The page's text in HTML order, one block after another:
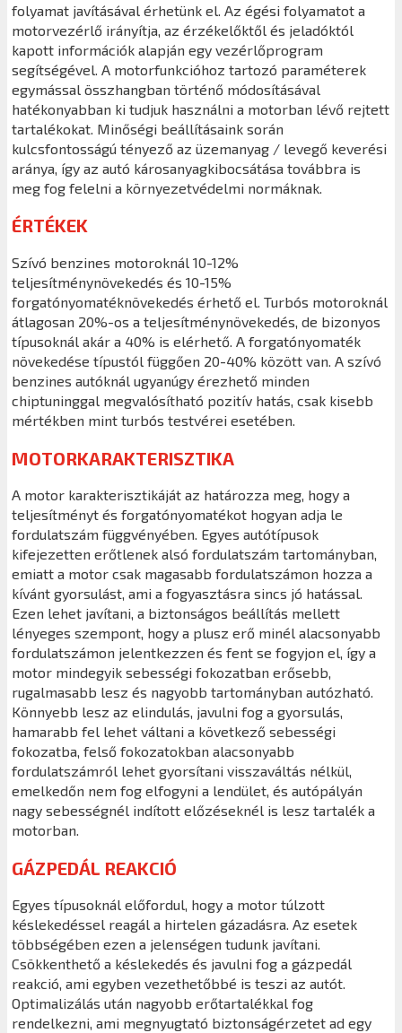
folyamat javításával érhetünk el. Az égési folyamatot a
motorvezérlő irányítja, az érzékelőktől és jeladóktól
kapott információk alapján egy vezérlőprogram
segítségével. A motorfunkcióhoz tartozó paraméterek
egymással összhangban történő módosításával
hatékonyabban ki tudjuk használni a motorban lévő rejtett
tartalékokat. Minőségi beállításaink során
kulcsfontosságú tényező az üzemanyag / levegő keverési
aránya, így az autó károsanyagkibocsátása továbbra is
meg fog felelni a környezetvédelmi normáknak.
ÉRTÉKEK
Szívó benzines motoroknál 10-12%
teljesítménynövekedés és 10-15%
forgatónyomatéknövekedés érhető el. Turbós motoroknál
átlagosan 20%-os a teljesítménynövekedés, de bizonyos
típusoknál akár a 40% is elérhető. A forgatónyomaték
növekedése típustól függően 20-40% között van. A szívó
benzines autóknál ugyanúgy érezhető minden
chiptuninggal megvalósítható pozitív hatás, csak kisebb
mértékben mint turbós testvérei esetében.
MOTORKARAKTERISZTIKA
A motor karakterisztikáját az határozza meg, hogy a
teljesítményt és forgatónyomatékot hogyan adja le
fordulatszám függvényében. Egyes autótípusok
kifejezetten erőtlenek alsó fordulatszám tartományban,
emiatt a motor csak magasabb fordulatszámon hozza a
kívánt gyorsulást, ami a fogyasztásra sincs jó hatással.
Ezen lehet javítani, a biztonságos beállítás mellett
lényeges szempont, hogy a plusz erő minél alacsonyabb
fordulatszámon jelentkezzen és fent se fogyjon el, így a
motor mindegyik sebességi fokozatban erősebb,
rugalmasabb lesz és nagyobb tartományban autózható.
Könnyebb lesz az elindulás, javulni fog a gyorsulás,
hamarabb fel lehet váltani a következő sebességi
fokozatba, felső fokozatokban alacsonyabb
fordulatszámról lehet gyorsítani visszaváltás nélkül,
emelkedőn nem fog elfogyni a lendület, és autópályán
nagy sebességnél indított előzéseknél is lesz tartalék a
motorban.
GÁZPEDÁL REAKCIÓ
Egyes típusoknál előfordul, hogy a motor túlzott
késlekedéssel reagál a hirtelen gázadásra. Az esetek
többségében ezen a jelenségen tudunk javítani.
Csökkenthető a késlekedés és javulni fog a gázpedál
reakció, ami egyben vezethetőbbé is teszi az autót.
Optimalizálás után nagyobb erőtartalékkal fog
rendelkezni, ami megnyugtató biztonságérzetet ad egy